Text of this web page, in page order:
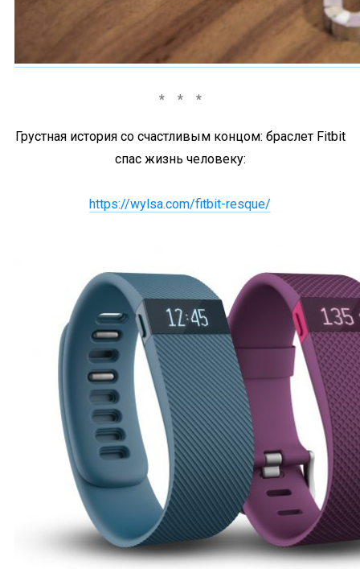
Грустная история со счастливым концом: браслет Fitbit
спас жизнь человеку:
https://wylsa.com/fitbit-resque/